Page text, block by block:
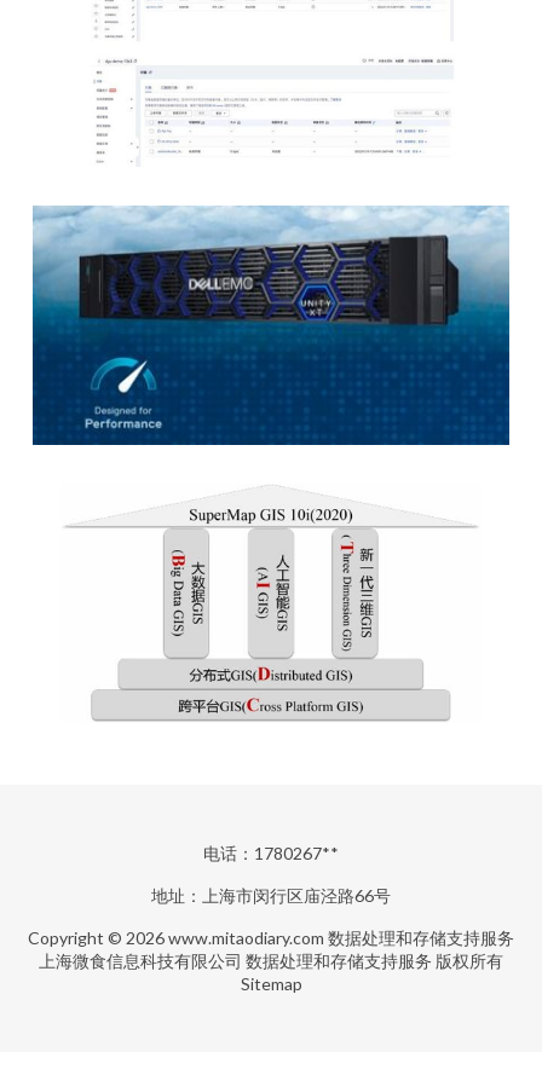
电话：1780267**
地址：上海市闵行区庙泾路66号
Copyright © 2026www.mitaodiary.com 数据处理和存储支持服务
上海微食信息科技有限公司 数据处理和存储支持服务 版权所有
Sitemap